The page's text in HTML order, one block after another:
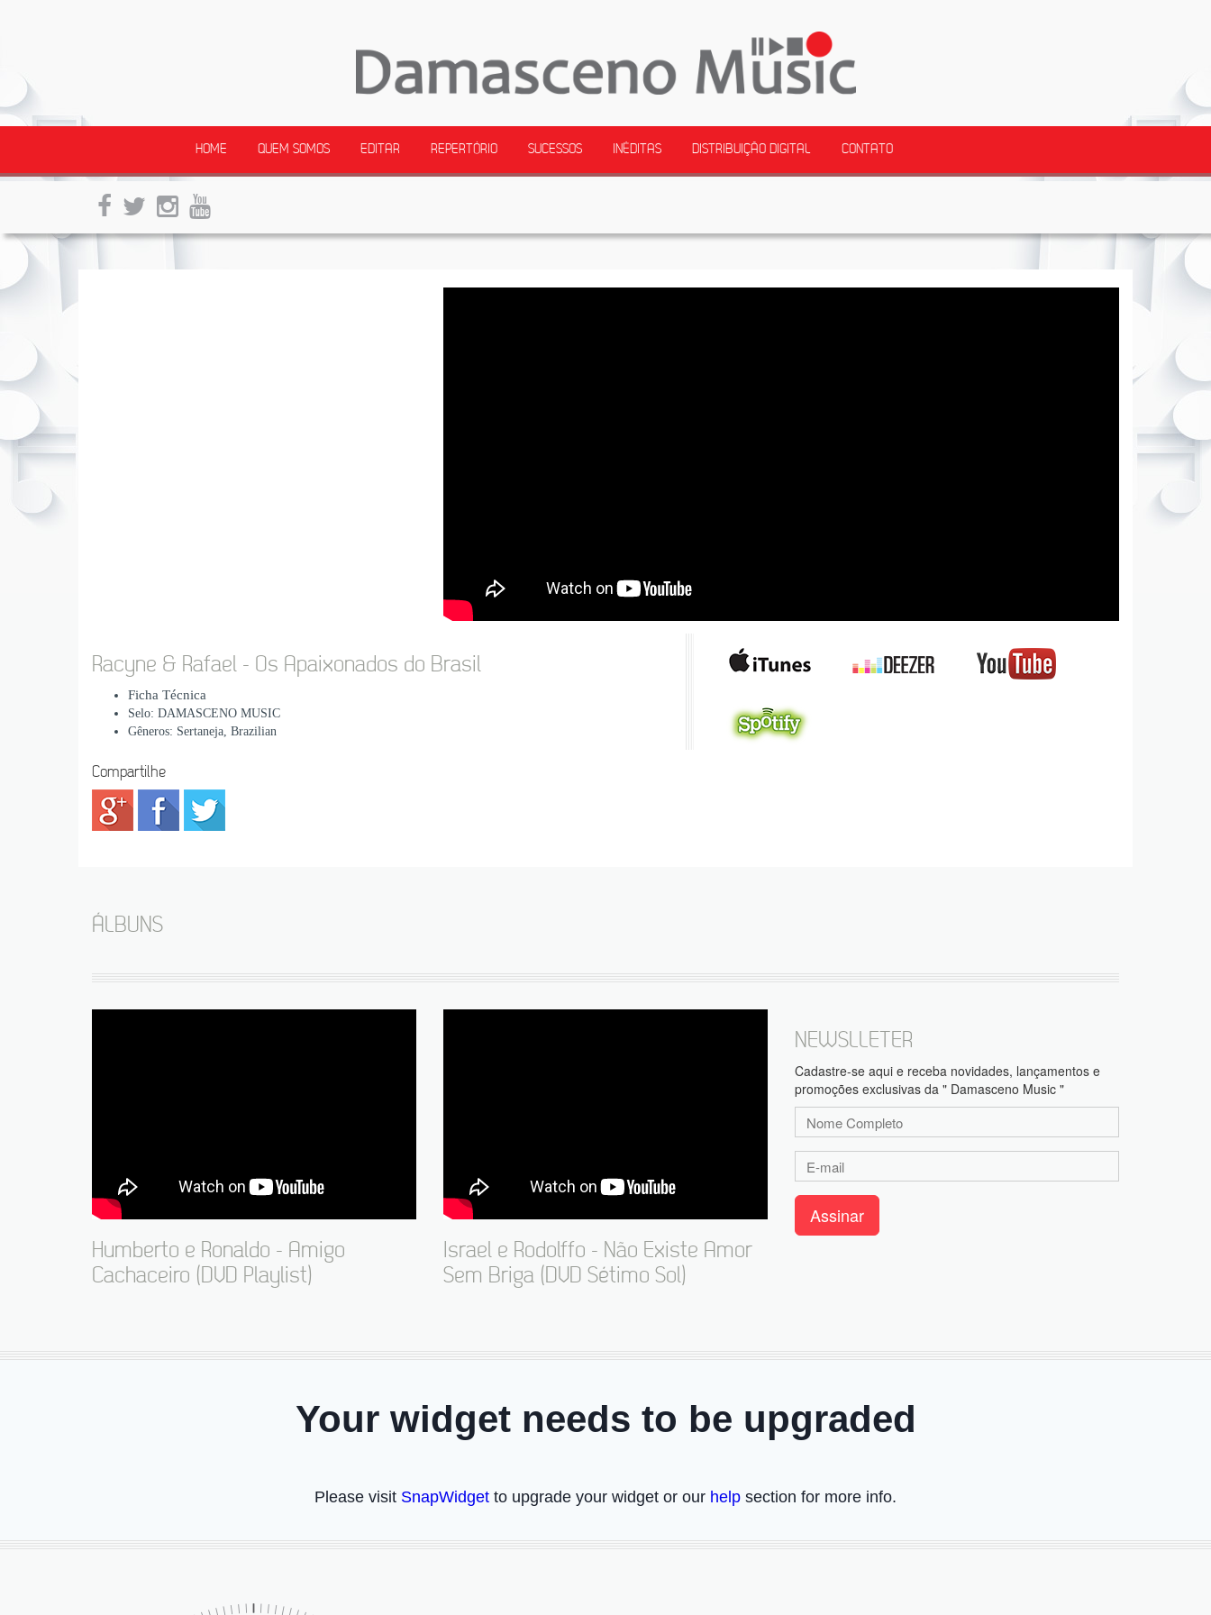
HOME QUEM SOMOS EDITAR REPERTÓRIO SUCESSOS INÉDITAS DISTRIBUIÇÃO DIGITAL CONTATO
Racyne & Rafael - Os Apaixonados do Brasil
Ficha Técnica
Selo: DAMASCENO MUSIC
Gêneros: Sertaneja, Brazilian
Compartilhe
ÁLBUNS
Humberto e Ronaldo - Amigo
Cachaceiro (DVD Playlist)
Israel e Rodolffo - Não Existe Amor
Sem Briga (DVD Sétimo Sol)
NEWSLLETER
Cadastre-se aqui e receba novidades, lançamentos e
promoções exclusivas da " Damasceno Music "
Assinar